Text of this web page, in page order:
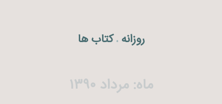
روزانه . کتاب ها
ماه:مرداد ۱۳۹۰